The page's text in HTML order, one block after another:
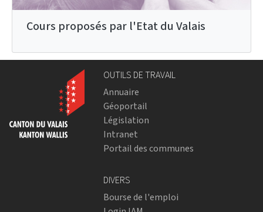
Cours proposés par l'Etat du Valais
OUTILS DE TRAVAIL
Annuaire
Géoportail
Législation
Intranet
Portail des communes
DIVERS
Bourse de l'emploi